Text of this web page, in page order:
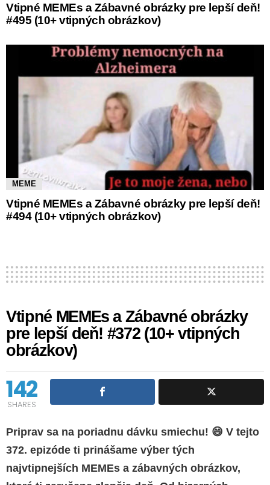
Vtipné MEMEs a Zábavné obrázky pre lepší deň!
#495 (10+ vtipných obrázkov)
MEME
Vtipné MEMEs a Zábavné obrázky pre lepší deň!
#494 (10+ vtipných obrázkov)
Vtipné MEMEs a Zábavné obrázky
pre lepší deň! #372 (10+ vtipných
obrázkov)
142
SHARES
Priprav sa na poriadnu dávku smiechu! 😄 V tejto
372. epizóde ti prinášame výber tých
najvtipnejších MEMEs a zábavných obrázkov,